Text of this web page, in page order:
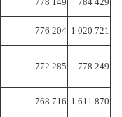
776 204 1 020 721
772 285 778 249
768 716 1 611 870